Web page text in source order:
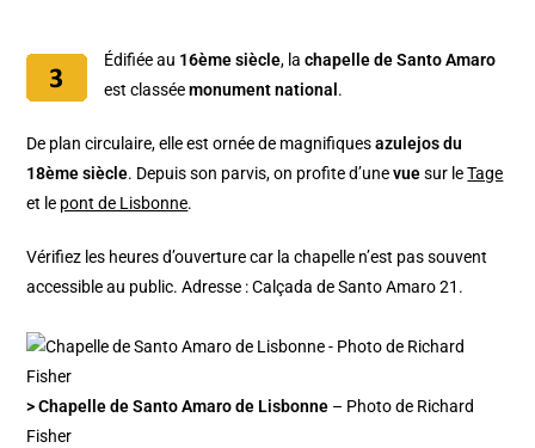
Édifiée au 16ème siècle, lachapelle de Santo Amaro
est classéemonument national .
De plan circulaire, elle est ornée de magnifiquesazulejos du
18ème siècle. Depuis son parvis, on profite d’unevuesur leTage
et le pont de Lisbonne.
Vérifiez les heures d’ouverture car la chapelle n’est pas souvent
accessible au public. Adresse : Calçada de Santo Amaro 21.
> Chapelle de Santo Amaro de Lisbonne – Photo de Richard
Fisher